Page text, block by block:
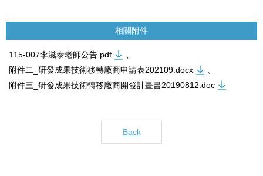
相關附件
115-007李滋泰老師公告.pdf
附件二_研發成果技術移轉廠商申請表202109.docx
附件三_研發成果技術轉移廠商開發計畫書20190812.doc
Back